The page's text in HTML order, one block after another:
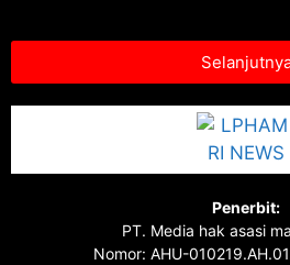
Penerbit:
PT. Media hak asasi
Nomor: AHU-